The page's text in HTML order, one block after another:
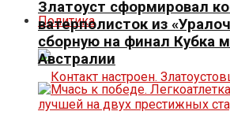
Политика
Златоуст сформировал
ватерполисток из
сборную на финал Кубка
Австралии